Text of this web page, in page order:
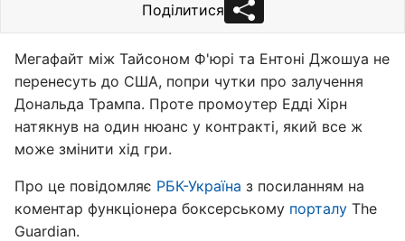
Поділитися
Мегафайт між Тайсоном Ф'юрі та Ентоні Джошуа не
перенесуть до США, попри чутки про залучення
Дональда Трампа. Проте промоутер Едді Хірн
натякнув на один нюанс у контракті, який все ж
може змінити хід гри.
Про це повідомляє РБК-Україна з посиланням на
коментар функціонера боксерському порталу The
Guardian.